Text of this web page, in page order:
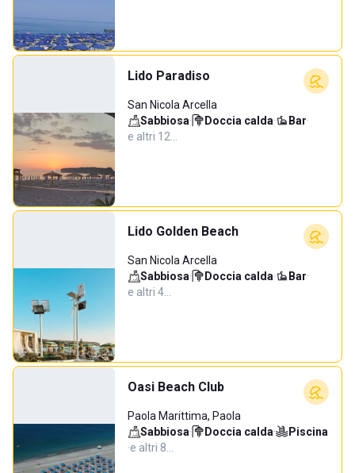
Lido Paradiso
San Nicola Arcella
Sabbiosa· Doccia calda· Bar·
e altri 12…
Lido Golden Beach
San Nicola Arcella
Sabbiosa· Doccia calda· Bar·
e altri 4…
Oasi Beach Club
Paola Marittima, Paola
Sabbiosa· Doccia calda·
Piscina
·e altri 8…